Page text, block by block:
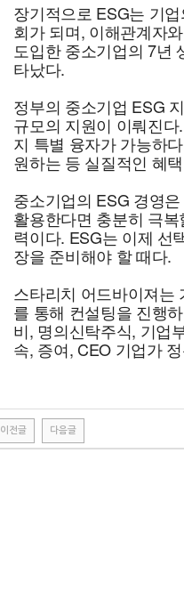
장기적으로 ESG는 기
회가 되며, 이해관계자
도입한 중소기업의 7년
타났다.
정부의 중소기업 ESG
규모의 지원이 이뤄진
지 특별 융자가 가능하
원하는 등 실질적인 혜
중소기업의 ESG 경영
활용한다면 충분히 극
력이다. ESG는 이제 선
장을 준비해야 할 때다.
스타리치 어드바이져는
를 통해 컨설팅을 진행
비, 명의신탁주식, 기업
속, 증여, CEO 기업가
이전글 다음글